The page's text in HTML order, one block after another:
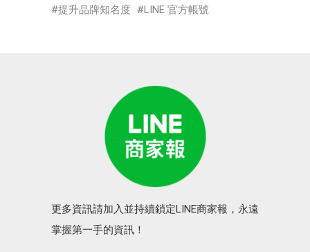
提升品牌知名度
LINE 官方帳號
更多資訊請加入並持續鎖定LINE商家報，永遠
掌握第一手的資訊！